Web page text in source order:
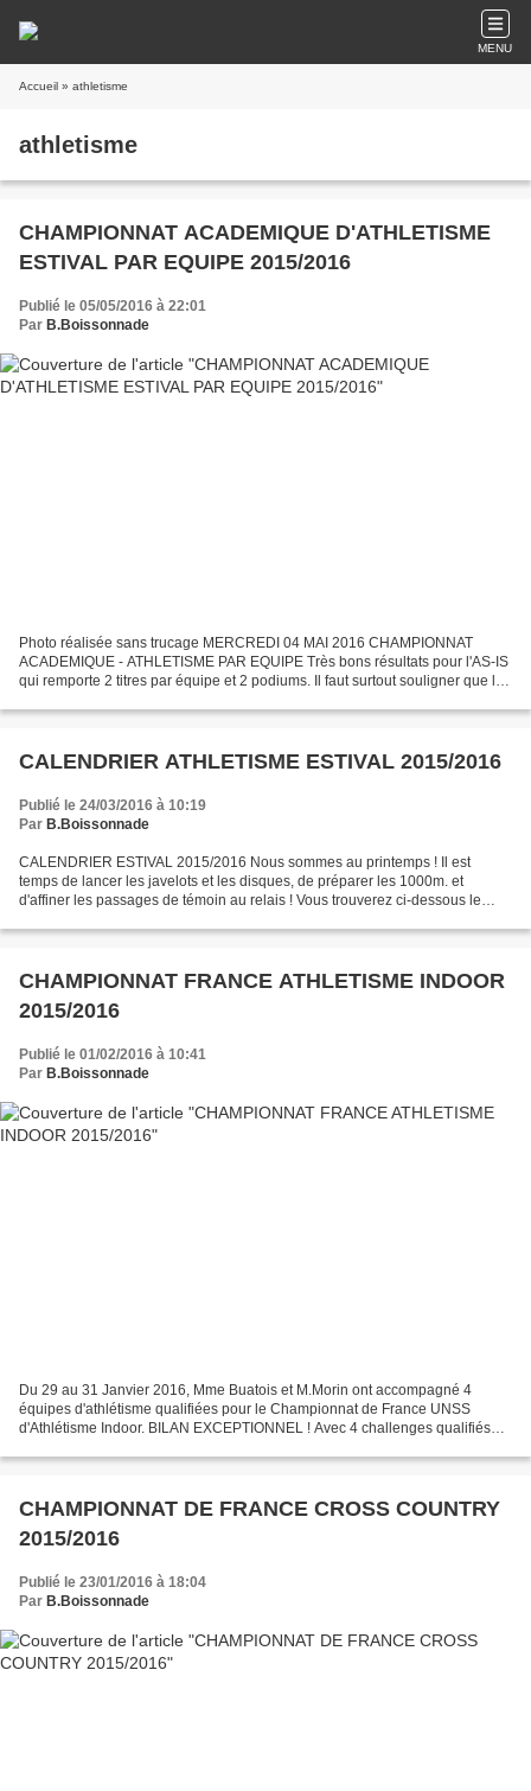
MENU
Accueil » athletisme
athletisme
CHAMPIONNAT ACADEMIQUE D'ATHLETISME
ESTIVAL PAR EQUIPE 2015/2016
Publié le 05/05/2016 à 22:01
Par B.Boissonnade
Photo réalisée sans trucage MERCREDI 04 MAI 2016 CHAMPIONNAT
ACADEMIQUE - ATHLETISME PAR EQUIPE Très bons résultats pour l'AS-IS
qui remporte 2 titres par équipe et 2 podiums. Il faut surtout souligner que les
CALENDRIER ATHLETISME ESTIVAL 2015/2016
Publié le 24/03/2016 à 10:19
Par B.Boissonnade
CALENDRIER ESTIVAL 2015/2016 Nous sommes au printemps ! Il est
temps de lancer les javelots et les disques, de préparer les 1000m. et
d'affiner les passages de témoin au relais ! Vous trouverez ci-dessous le
CHAMPIONNAT FRANCE ATHLETISME INDOOR
2015/2016
Publié le 01/02/2016 à 10:41
Par B.Boissonnade
Du 29 au 31 Janvier 2016, Mme Buatois et M.Morin ont accompagné 4
équipes d'athlétisme qualifiées pour le Championnat de France UNSS
d'Athlétisme Indoor. BILAN EXCEPTIONNEL ! Avec 4 challenges qualifiés
CHAMPIONNAT DE FRANCE CROSS COUNTRY
2015/2016
Publié le 23/01/2016 à 18:04
Par B.Boissonnade